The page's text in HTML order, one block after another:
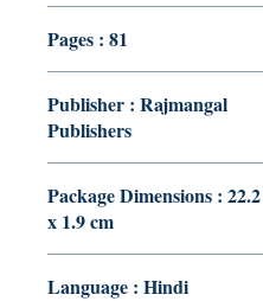
Pages : 81
Publisher : Rajmangal
Publishers
Package Dimensions :
x 1.9 cm
Language : Hindi